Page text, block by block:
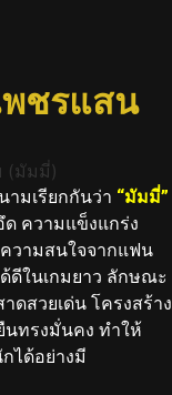
พชรแสน
มเรียกกันว่า “มัมมี่”
ความแข็งแกร่ง
วามสนใจจากแฟน
ในเกมยาว ลักษณะ
ดสวยเด่น โครงสร้าง
นทรงมั่นคง ทำให้
ได้อย่างมี